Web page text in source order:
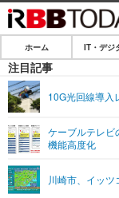
ホーム
IT・デジタル
ネタ
ショッピン
エンタメ
エンタメ
ライフ
ホーム IT・デジ
注目記事
10G光回線導入
ケーブルテレビ
機能高度化
川崎市、イッ